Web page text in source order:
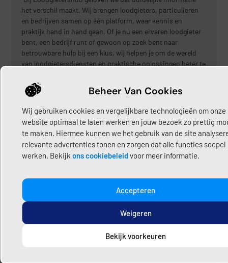
Beheer Van Cookies
Wij gebruiken cookies en vergelijkbare technologieën om onze
website optimaal te laten werken en jouw bezoek zo prettig
te maken. Hiermee kunnen we het gebruik van de site
relevante advertenties tonen en zorgen dat alle functies soepel
werken. Bekijk ons cookiebeleidvoor meer informatie.
Accepteren
Weigeren
Bekijk voorkeuren
het verschil maakt. Wij brengen loodgieters, particulieren
en bedrijven samen op één platform, waar kennis en
praktijk hand in hand gaan. Of je nu een ervaren loodgieter
bent, een bedrijf runt of gewoon op zoek bent naar
betrouwbare hulp bij een klus, wij helpen je om de wereld
van loodgietersdiensten en praktische oplossingen beter te
Share:
Deel hier uw content
Laatste Bericht
rioolproblemen
Juni 30, 2026